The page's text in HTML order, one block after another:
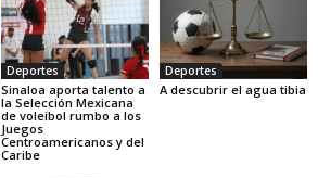
Deportes
Sinaloa aporta talento a
la Selección Mexicana
de voleibol rumbo a los
Juegos
Centroamericanos y del
Caribe
Deportes
A descubrir el agua tibia